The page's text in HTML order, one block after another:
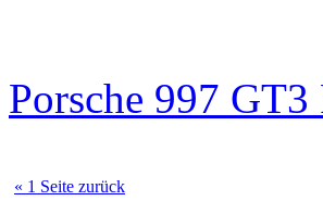
Porsche 997
« 1 Seite zurück